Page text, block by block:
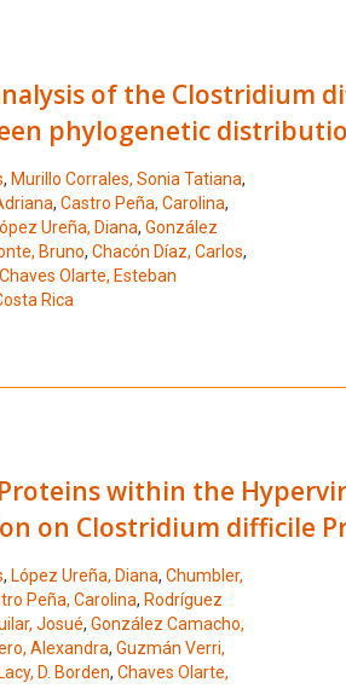
5
of the Clostridium
phylogenetic
, Murillo Corrales, Sonia Tatiana,
, Castro Peña, Carolina,
Ureña, Diana, González
Bruno, Chacón Díaz, Carlos,
Chaves Olarte, Esteban
Rica
6
within the
on Clostridium difficile
, López Ureña, Diana, Chumbler,
Peña, Carolina, Rodríguez
Josué, González Camacho,
Alexandra, Guzmán Verri,
Lacy, D. Borden, Chaves Olarte,